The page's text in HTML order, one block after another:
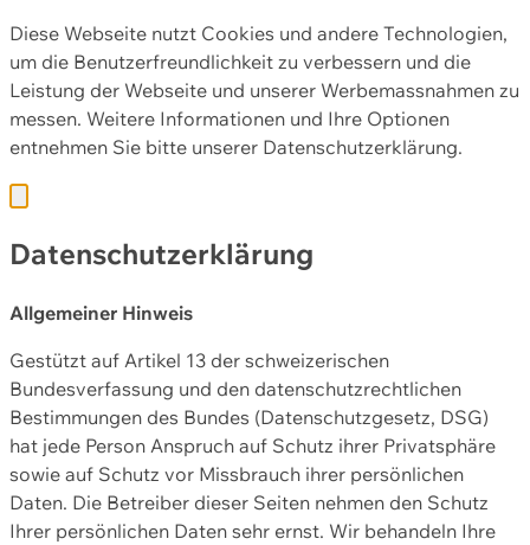
Diese Webseite nutzt Cookies und andere Technologien,
um die Benutzerfreundlichkeit zu verbessern und die
Leistung der Webseite und unserer Werbemassnahmen zu
messen. Weitere Informationen und Ihre Optionen
entnehmen Sie bitte unserer Datenschutzerklärung.
Datenschutzerklärung
Allgemeiner Hinweis
Gestützt auf Artikel 13 der schweizerischen
Bundesverfassung und den datenschutzrechtlichen
Bestimmungen des Bundes (Datenschutzgesetz, DSG)
hat jede Person Anspruch auf Schutz ihrer Privatsphäre
sowie auf Schutz vor Missbrauch ihrer persönlichen
Daten. Die Betreiber dieser Seiten nehmen den Schutz
Ihrer persönlichen Daten sehr ernst. Wir behandeln Ihre